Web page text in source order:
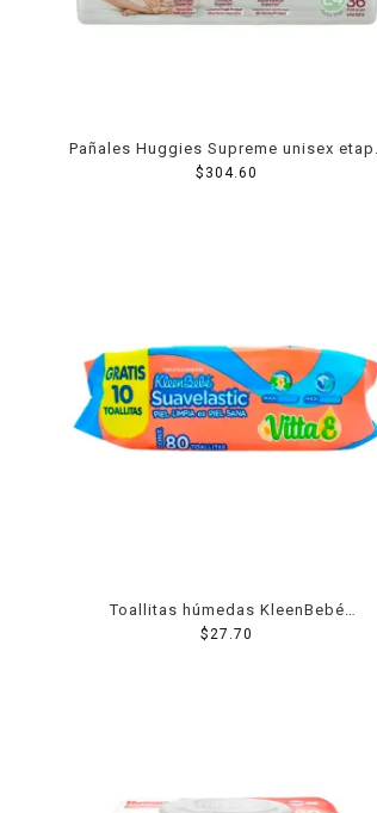
Pañales Huggies Supreme unisex etapa
4 con 36 piezas
$ 304.60
Toallitas húmedas KleenBebé
Suavelastic vitamina e 70 + 10 pzas
$27.70